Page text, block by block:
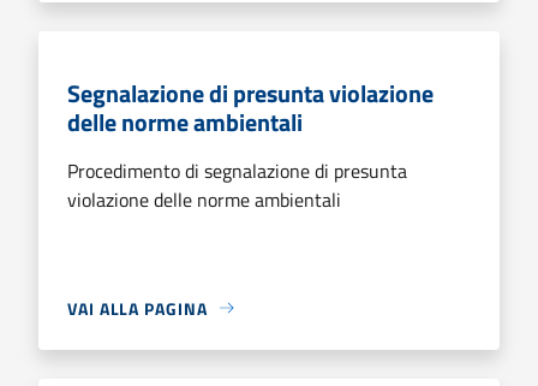
Segnalazione di presunta violazione
delle norme ambientali
Procedimento di segnalazione di presunta
violazione delle norme ambientali
VAI ALLA PAGINA